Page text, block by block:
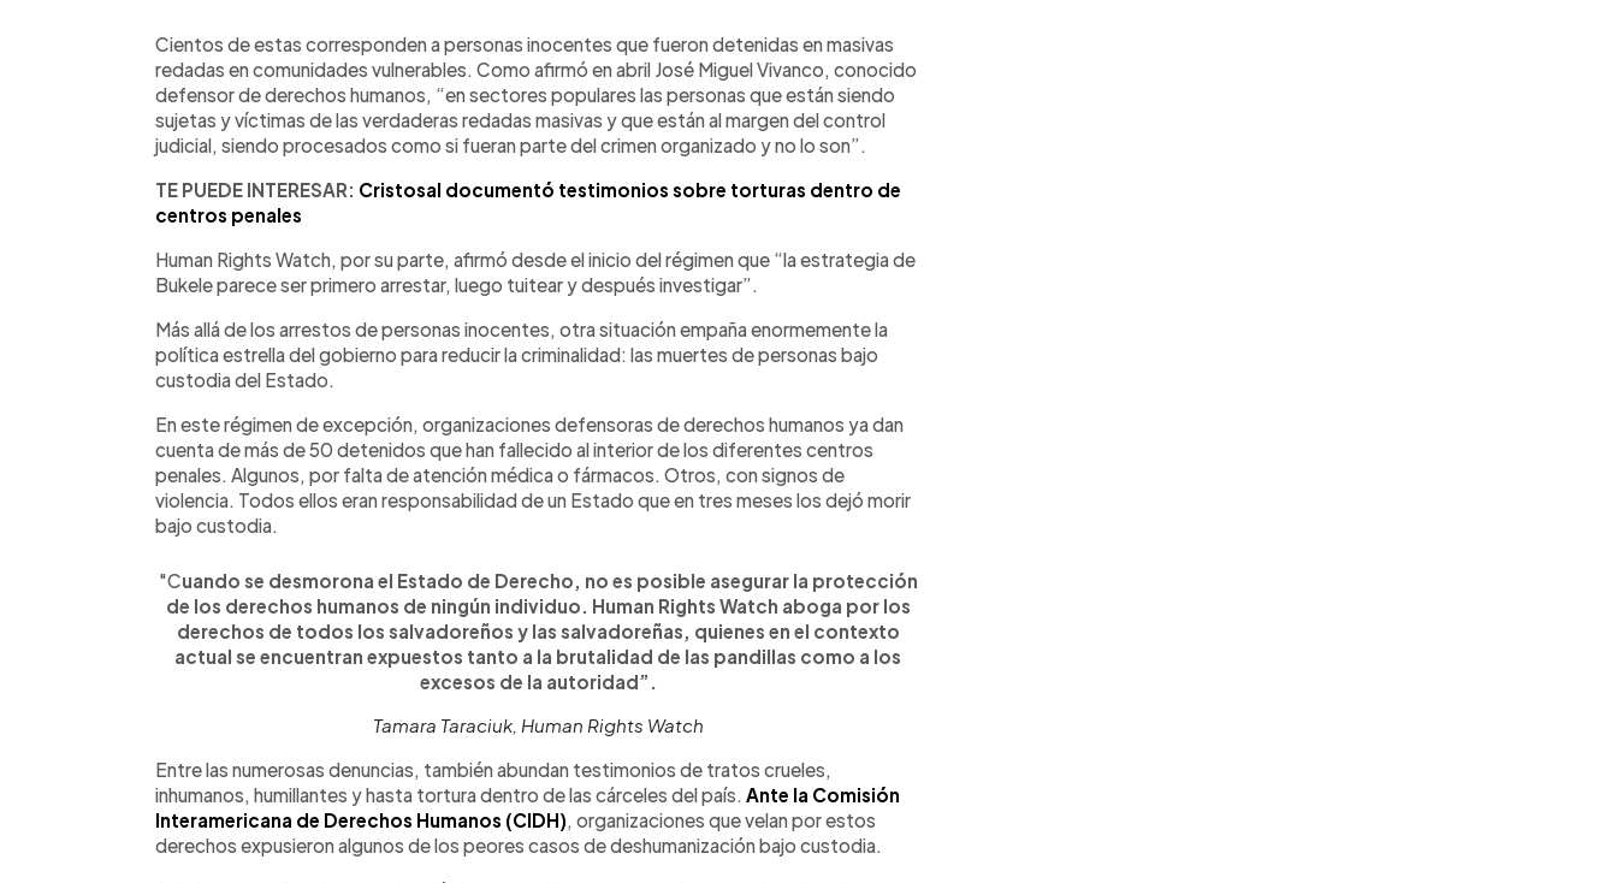
Cientos de estas corresponden a personas inocentes que fueron detenidas en masivas
redadas en comunidades vulnerables. Como afirmó en abril José Miguel Vivanco, conocido
defensor de derechos humanos, “en sectores populares las personas que están siendo
sujetas y víctimas de las verdaderas redadas masivas y que están al margen del control
judicial, siendo procesados como si fueran parte del crimen organizado y no lo son”.
TE PUEDE INTERESAR: Cristosal documentó testimonios sobre torturas dentro de
centros penales
Human Rights Watch, por su parte, afirmó desde el inicio del régimen que “la estrategia de
Bukele parece ser primero arrestar, luego tuitear y después investigar”.
Más allá de los arrestos de personas inocentes, otra situación empaña enormemente la
política estrella del gobierno para reducir la criminalidad: las muertes de personas bajo
custodia del Estado.
En este régimen de excepción, organizaciones defensoras de derechos humanos ya dan
cuenta de más de 50 detenidos que han fallecido al interior de los diferentes centros
penales. Algunos, por falta de atención médica o fármacos. Otros, con signos de
violencia. Todos ellos eran responsabilidad de un Estado que en tres meses los dejó morir
bajo custodia.
"Cuando se desmorona el Estado de Derecho, no es posible asegurar la protección
de los derechos humanos de ningún individuo. Human Rights Watch aboga por los
derechos de todos los salvadoreños y las salvadoreñas, quienes en el contexto
actual se encuentran expuestos tanto a la brutalidad de las pandillas como a los
excesos de la autoridad”.
Tamara Taraciuk, Human Rights Watch
Entre las numerosas denuncias, también abundan testimonios de tratos crueles,
inhumanos, humillantes y hasta tortura dentro de las cárceles del país. Ante la Comisión
Interamericana de Derechos Humanos (CIDH) , organizaciones que velan por estos
derechos expusieron algunos de los peores casos de deshumanización bajo custodia.